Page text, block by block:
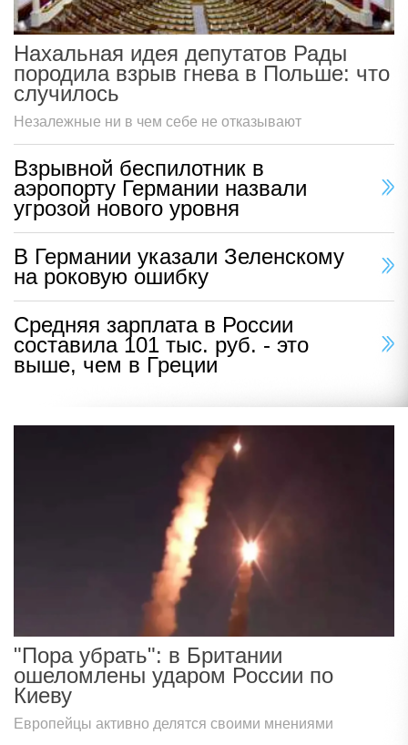
Нахальная идея депутатов Рады
породила взрыв гнева в Польше: что
случилось
Незалежные ни в чем себе не отказывают
Взрывной беспилотник в
аэропорту Германии назвали
угрозой нового уровня
В Германии указали Зеленскому
на роковую ошибку
Средняя зарплата в России
составила 101 тыс. руб. - это
выше, чем в Греции
"Пора убрать": в Британии
ошеломлены ударом России по
Киеву
Европейцы активно делятся своими мнениями